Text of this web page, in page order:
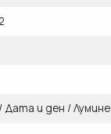
Дата и ден /